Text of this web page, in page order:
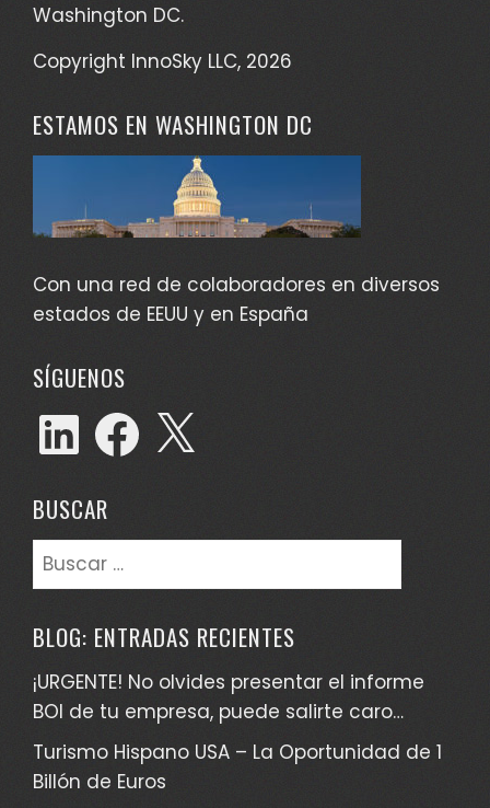
Washington DC.
Copyright InnoSky LLC, 2026
ESTAMOS EN WASHINGTON DC
Con una red de colaboradores en diversos
estados de EEUU y en España
SÍGUENOS
LinkedInFacebook
X
BUSCAR
Buscar:
BLOG: ENTRADAS RECIENTES
¡URGENTE! No olvides presentar el informe
BOI de tu empresa, puede salirte caro…
Turismo Hispano USA – La Oportunidad de 1
Billón de Euros